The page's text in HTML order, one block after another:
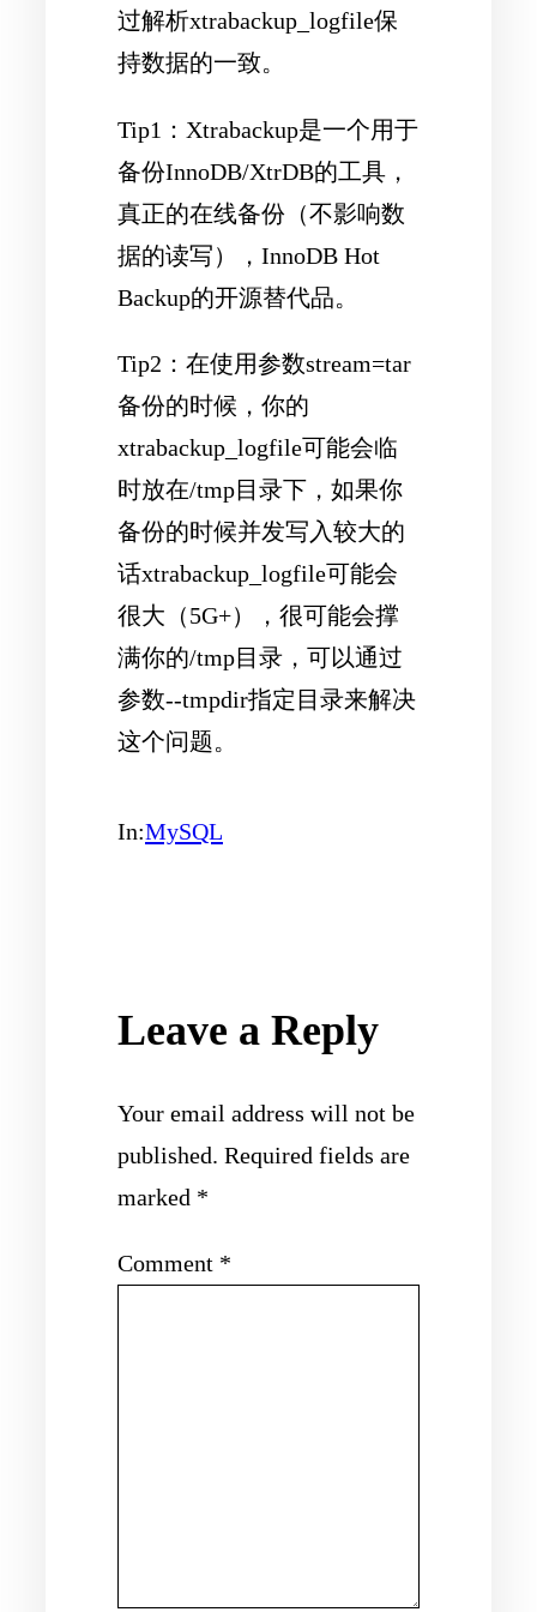
过解析xtrabackup_logfile保
持数据的一致。
Tip1：Xtrabackup是一个用于
备份InnoDB/XtrDB的工具，
真正的在线备份（不影响数
据的读写），InnoDB Hot
Backup的开源替代品。
Tip2：在使用参数stream=tar
备份的时候，你的
xtrabackup_logfile可能会临
时放在/tmp目录下，如果你
备份的时候并发写入较大的
话xtrabackup_logfile可能会
很大（5G+），很可能会撑
满你的/tmp目录，可以通过
参数--tmpdir指定目录来解决
这个问题。
In:MySQL
Leave a Reply
Your email address will not be
published. Required fields are
marked *
Comment *